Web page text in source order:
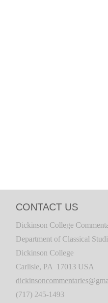
CONTACT US
Dickinson College
Department of Classical
Dickinson College
Carlisle, PA 17013 USA
(717) 245-1493